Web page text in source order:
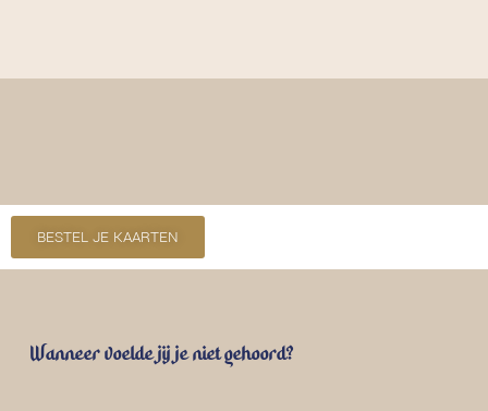
BESTEL JE KAARTEN
Wanneer voelde jij je niet gehoord?